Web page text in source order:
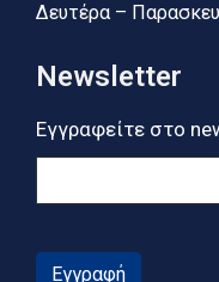
Δευτέρα –
Newsletter
Εγγραφείτε στο
Εγγραφή